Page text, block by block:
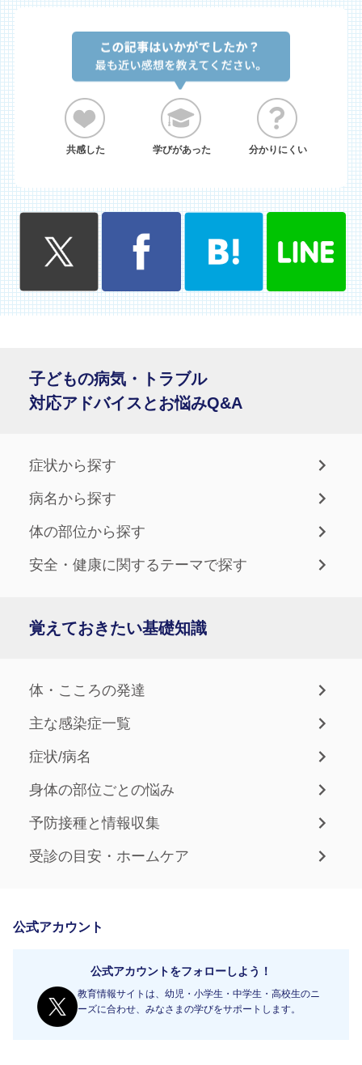
共感した 学びがあった 分かりにくい
子どもの病気・トラブル
対応アドバイスとお悩みQ&A
症状から探す
病名から探す
体の部位から探す
安全・健康に関するテーマで探す
覚えておきたい基礎知識
体・こころの発達
主な感染症一覧
症状/病名
身体の部位ごとの悩み
予防接種と情報収集
受診の目安・ホームケア
公式アカウント
公式アカウントをフォローしよう！
教育情報サイトは、幼児・小学生・中学生・高校生のニ
ーズに合わせ、みなさまの学びをサポートします。